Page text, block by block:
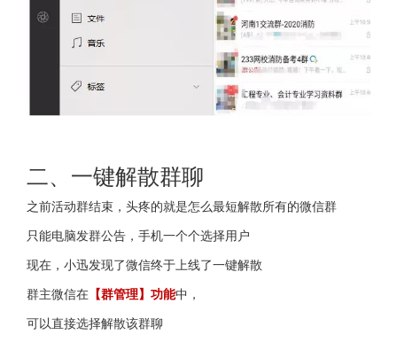
二、一键解散群聊
之前活动群结束，头疼的就是怎么最短解散所有的微信群
只能电脑发群公告，手机一个个选择用户
现在，小迅发现了微信终于上线了一键解散
群主微信在 【群管理】功能中，
可以直接选择解散该群聊